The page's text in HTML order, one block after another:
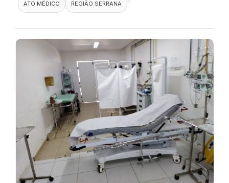
ATO MÉDICO REGIÃO SERRANA